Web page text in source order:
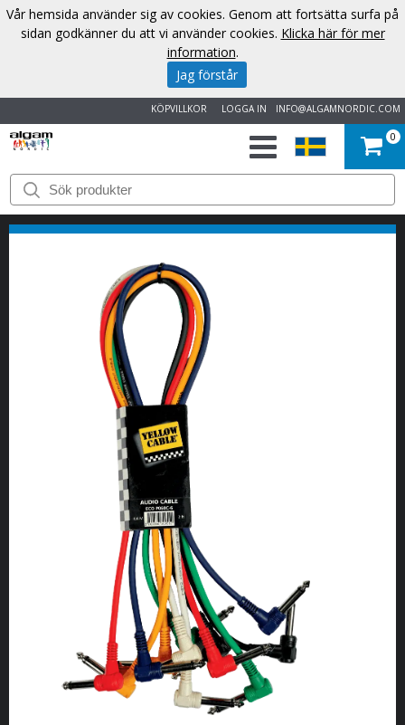
INFO@ALGAMNORDIC.COM
LOGGA IN
KÖPVILLKOR
START
VARUMÄRKEN
NYHETER
KONTAKT
0
Vår hemsida använder sig av cookies. Genom att fortsätta surfa på
sidan godkänner du att vi använder cookies. Klicka här för mer
information.
Jag förstår